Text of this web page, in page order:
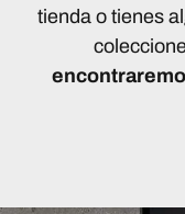
tienda o tienes